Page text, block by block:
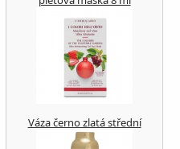
Váza černo zlatá střední